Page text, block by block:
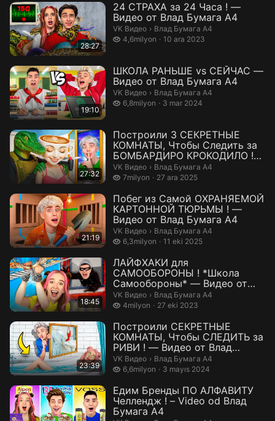
28:27
24 СТРАХА за 24 Часа ! —
Видео от Влад Бумага А4
VK Видео › Влад Бумага А4.
Влад Бумага А4
4,6milyon
4,6 milyon izleme10 ara 2023
19:10
ШКОЛА РАНЬШЕ vs СЕЙЧАС —
Видео от Влад Бумага А4
VK Видео › Влад Бумага А4.
Влад Бумага А4
6,8milyon
6,8 milyon izleme3 mar 2024
27:32
Построили 3 СЕКРЕТНЫЕ
КОМНАТЫ, Чтобы Следить за
БОМБАРДИРО КРОКОДИЛО !
— Видео от Вла...
VK Видео › Влад Бумага А4.
Влад Бумага А4
7milyon
7 milyon izleme27 ara 2025
21:19
Побег из Самой ОХРАНЯЕМОЙ
КАРТОННОЙ ТЮРЬМЫ ! —
Видео от Влад Бумага А4
VK Видео › Влад Бумага А4.
Влад Бумага А4
6,3milyon
6,3 milyon izleme11 eki 2025
18:45
ЛАЙФХАКИ для
САМООБОРОНЫ ! *Школа
Самообороны* — Видео от
Влад Бумага А4
VK Видео › Влад Бумага А4.
Влад Бумага А4
4milyon
4 milyon izleme27 eki 2023
23:39
Построили СЕКРЕТНЫЕ
КОМНАТЫ, Чтобы СЛЕДИТЬ за
РИВИ ! — Видео от Влад
Бумага А4
VK Видео › Влад Бумага А4.
Влад Бумага А4
6,6milyon
6,6 milyon izleme3 mayıs 2024
Едим Бренды ПО АЛФАВИТУ
Челлендж ! – Video od Влад
Бумага А4